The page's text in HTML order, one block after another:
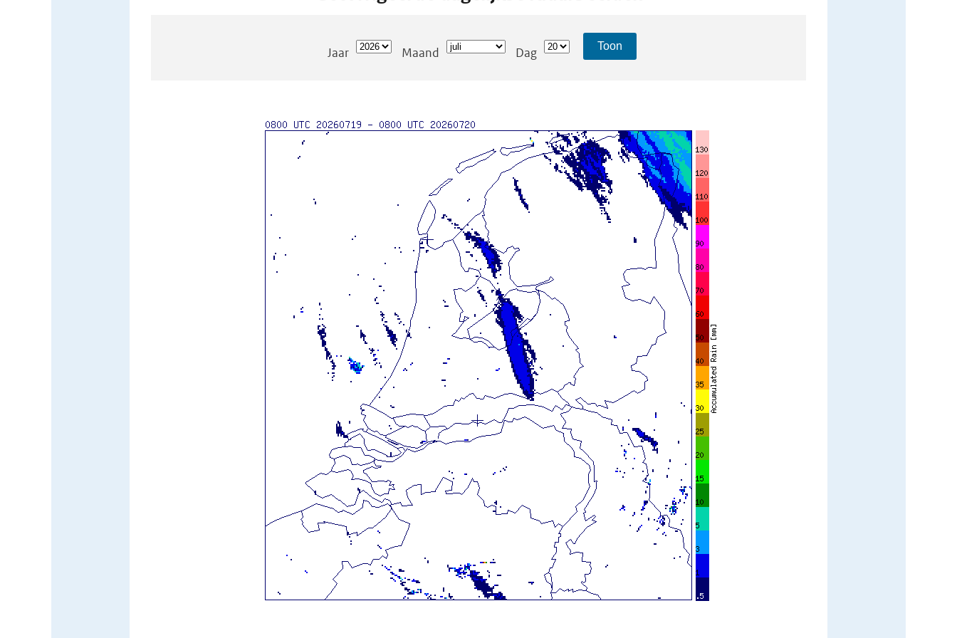
Jaar Maand Dag Toon